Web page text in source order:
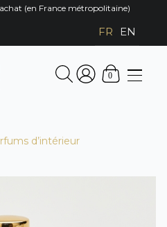
(en France métropolitaine)
FR EN
0
d’intérieur